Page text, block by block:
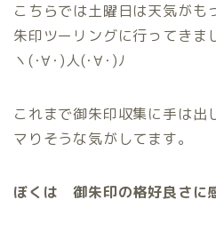
こちらでは土曜日は天気がも
朱印ツーリングに行ってきま
ヽ(･∀･)人(･∀･)ﾉ
これまで御朱印収集に手は出
マりそうな気がしてます。
ぼくは 御朱印の格好良さに